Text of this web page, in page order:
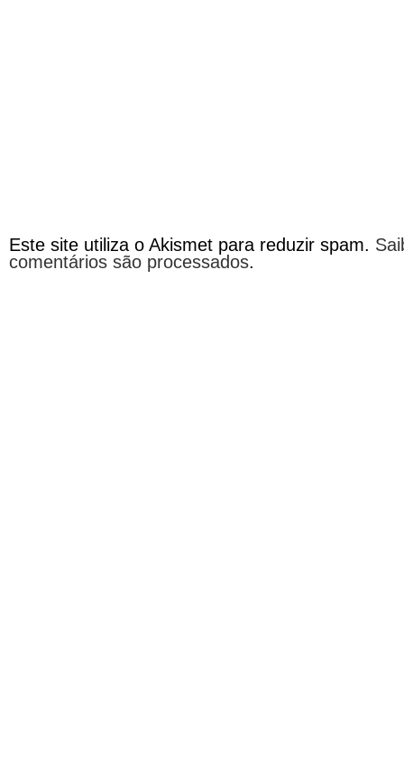
Este site utiliza o Akismet para reduzir spam.
comentários são processados.